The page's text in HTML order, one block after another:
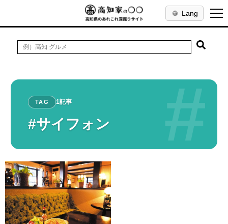
Lang
#
TAG 1記事
#サイフォン